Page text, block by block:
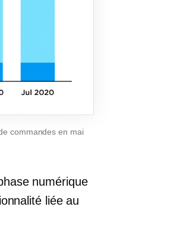
commandes en mai
numérique
liée au